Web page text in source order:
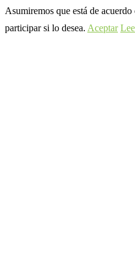
Asumiremos que está de
participar si lo desea. Aceptar